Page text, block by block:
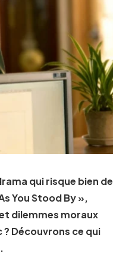
qui risque bien de
You Stood By »,
dilemmes moraux
Découvrons ce qui